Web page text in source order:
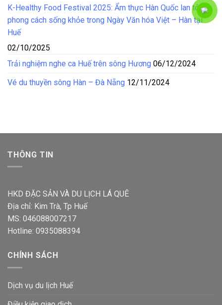
K-Healthy Food Festival 2025: Ẩm thực Hàn Quốc lan tỏa
phong cách sống khỏe trong Ngày Văn hóa Việt – Hàn tại
Huế
02/10/2025
Trải nghiệm nghe ca Huế trên sông Hương 06/12/2024
Vé du thuyền sông Hàn – Đà Nẵng 12/11/2024
THÔNG TIN
HKD ĐẶC SẢN VÀ DU LỊCH LÁ QUÊ
Địa chỉ: Kim Trà, Tp Huế
MS: 046088007217
Hotline: 0935088394
CHÍNH SÁCH
Dịch vụ du lịch Huế